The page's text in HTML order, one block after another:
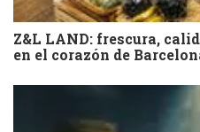
Z&L LAND: frescura,
en el corazón de